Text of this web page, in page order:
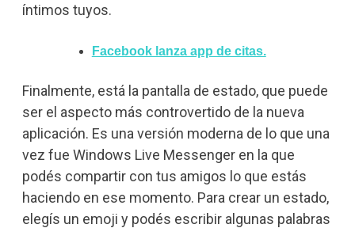
íntimos tuyos.
Facebook lanza app de citas.
Finalmente, está la pantalla de estado, que puede
ser el aspecto más controvertido de la nueva
aplicación. Es una versión moderna de lo que una
vez fue Windows Live Messenger en la que
podés compartir con tus amigos lo que estás
haciendo en ese momento. Para crear un estado,
elegís un emoji y podés escribir algunas palabras